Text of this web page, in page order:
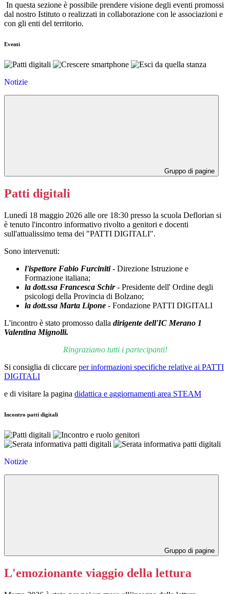
In questa sezione è possibile prendere visione degli eventi promossi
dal nostro Istituto o realizzati in collaborazione con le associazioni e
con gli enti del territorio.
Eventi
Notizie
Gruppo di pagine
Patti digitali
Lunedì 18 maggio 2026 alle ore 18:30 presso la scuola Deflorian si
è tenuto l'incontro informativo rivolto a genitori e docenti
sull'attualissimo tema dei "PATTI DIGITALI".
Sono intervenuti:
l'ispettore Fabio Furciniti- Direzione Istruzione e
Formazione italiana;
la dott.ssa Francesca Schir- Presidente dell' Ordine degli
psicologi della Provincia di Bolzano;
la dott.ssa Marta Lipone - Fondazione PATTI DIGITALI
L'incontro è stato promosso dalla dirigente dell'IC Merano 1
Valentina Mignolli.
Ringraziamo tutti i partecipanti!
Si consiglia di cliccare per informazioni specifiche relative ai PATTI
DIGITALI
e di visitare la pagina didattica e aggiornamenti area STEAM
Incontro patti digitali
Notizie
Gruppo di pagine
L'emozionante viaggio della lettura